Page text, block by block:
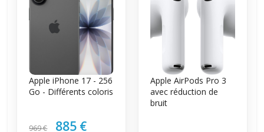
Apple iPhone 17 - 256
Go - Différents coloris
969 € 885 €
Apple AirPods Pro 3
avec réduction de
bruit